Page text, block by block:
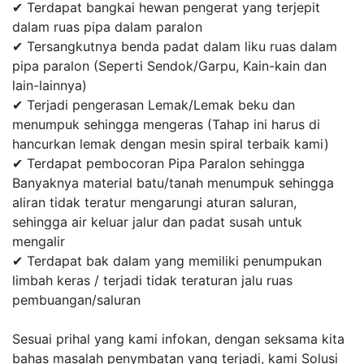
✔ Terdapat bangkai hewan pengerat yang terjepit
dalam ruas pipa dalam paralon
✔ Tersangkutnya benda padat dalam liku ruas dalam
pipa paralon (Seperti Sendok/Garpu, Kain-kain dan
lain-lainnya)
✔ Terjadi pengerasan Lemak/Lemak beku dan
menumpuk sehingga mengeras (Tahap ini harus di
hancurkan lemak dengan mesin spiral terbaik kami)
✔ Terdapat pembocoran Pipa Paralon sehingga
Banyaknya material batu/tanah menumpuk sehingga
aliran tidak teratur mengarungi aturan saluran,
sehingga air keluar jalur dan padat susah untuk
mengalir
✔ Terdapat bak dalam yang memiliki penumpukan
limbah keras / terjadi tidak teraturan jalu ruas
pembuangan/saluran
Sesuai prihal yang kami infokan, dengan seksama kita
bahas masalah penymbatan yang terjadi, kami Solusi